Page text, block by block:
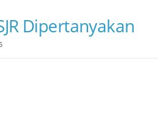
Dipertanyakan